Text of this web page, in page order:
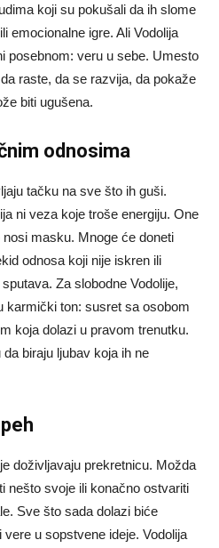
koji su pokušali da ih slome
emocionalne igre. Ali Vodolija
posebnom: veru u sebe. Umesto
raste, da se razvija, da pokaže
biti ugušena.
odnosima
tačku na sve što ih guši.
ni veza koje troše energiju. One
masku. Mnoge će doneti
odnosa koji nije iskren ili
Za slobodne Vodolije,
karmički ton: susret sa osobom
koja dolazi u pravom trenutku.
biraju ljubav koja ih ne
doživljavaju prekretnicu. Možda
nešto svoje ili konačno ostvariti
Sve što sada dolazi biće
u sopstvene ideje. Vodolija